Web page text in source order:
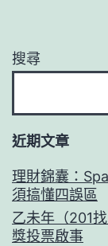
搜尋
近期文章
理財錦囊：
須搞懂四誤區
乙未年（201
獎投票啟事